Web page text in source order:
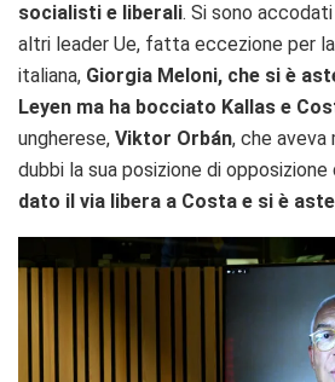
socialisti e liberali. Si sono
altri leader Ue, fatta eccezione per
italiana, Giorgia Meloni, che si è
Leyen ma ha bocciato Kallas e
ungherese, Viktor Orbán, che aveva
dubbi la sua posizione di opposizione
dato il via libera a Costa e si è